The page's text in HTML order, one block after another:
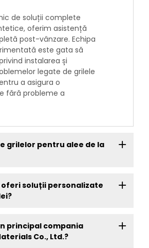
de soluții complete
oferim asistență
post-vânzare. Echipa
este gata să
instalarea și
legate de grilele
a asigura o
fără probleme a
grilelor pentru alee de la
oferi soluții personalizate
principal compania
Co., Ltd.?